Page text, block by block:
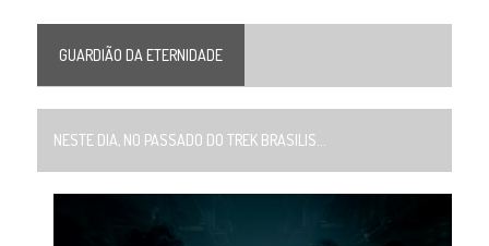
GUARDIÃO DA ETERNIDADE
NESTE DIA, NO PASSADO DO TREK BRASILIS...